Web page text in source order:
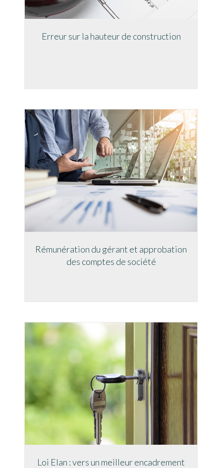
Erreur sur la hauteur de construction
Rémunération du gérant et approbation
des comptes de société
Loi Elan : vers un meilleur encadrement